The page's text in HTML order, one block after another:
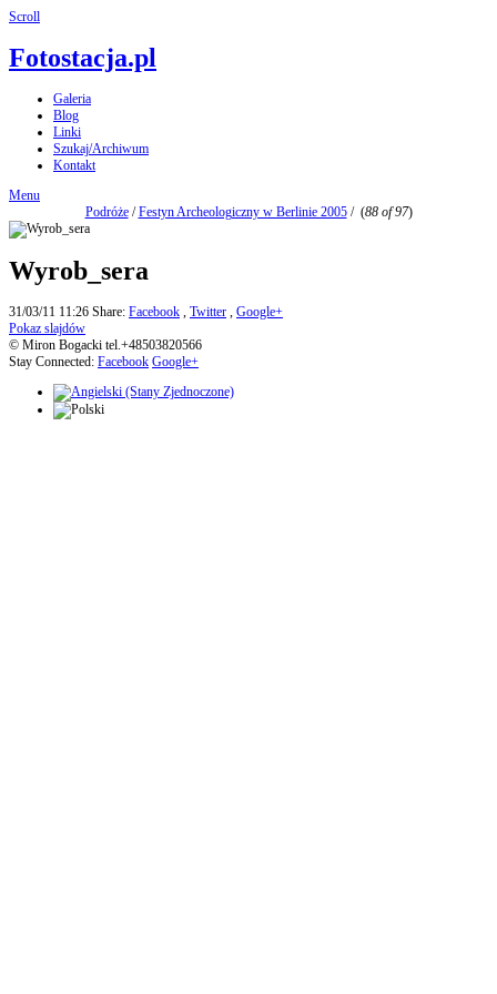
Scroll
Fotostacja.pl
Galeria
Blog
Linki
Szukaj/Archiwum
Kontakt
Menu
Podróże/Festyn Archeologiczny w Berlinie 2005/ (88 of 97)
Wyrob_sera
31/03/11 11:26 Share: Facebook , Twitter , Google+
Pokaz slajdów
© Miron Bogacki tel.+48503820566
Stay Connected: Facebook Google+